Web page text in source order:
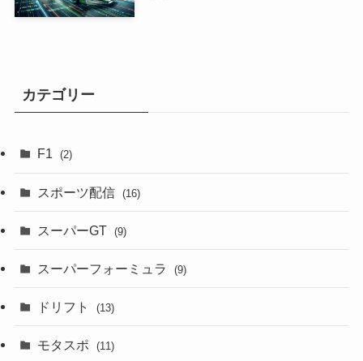
カテゴリー
F1 (2)
スポーツ配信 (16)
スーパーGT (9)
スーパーフォーミュラ (9)
ドリフト (13)
モタスポ (11)